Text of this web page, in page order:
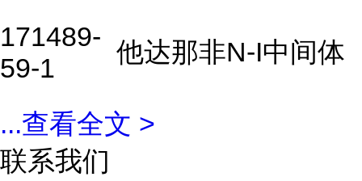
171489-
59-1
他达那非N-I中间体
...查看全文 >
联系我们